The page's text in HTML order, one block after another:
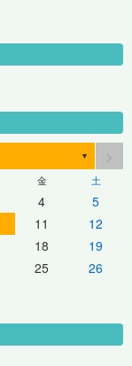
▼
金 土
4
5
11
12
18
19
25
26